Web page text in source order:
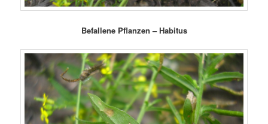
Befallene Pflanzen – Habitus